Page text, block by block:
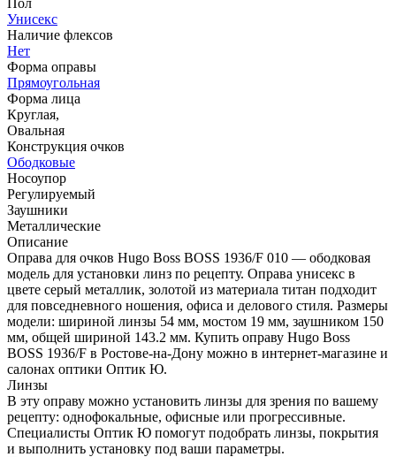
Унисекс
Наличие флексов
Нет
Форма оправы
Прямоугольная
Форма лица
Круглая,
Овальная
Конструкция очков
Ободковые
Носоупор
Регулируемый
Заушники
Металлические
Описание
Оправа для очков Hugo Boss BOSS 1936/F 010 — ободковая
модель для установки линз по рецепту. Оправа унисекс в
цвете серый металлик, золотой из материала титан подходит
для повседневного ношения, офиса и делового стиля. Размеры
модели: шириной линзы 54 мм, мостом 19 мм, заушником 150
мм, общей шириной 143.2 мм. Купить оправу Hugo Boss
BOSS 1936/F в Ростове-на-Дону можно в интернет-магазине и
салонах оптики Оптик Ю.
Линзы
В эту оправу можно установить линзы для зрения по вашему
рецепту: однофокальные, офисные или прогрессивные.
Специалисты Оптик Ю помогут подобрать линзы, покрытия
и выполнить установку под ваши параметры.